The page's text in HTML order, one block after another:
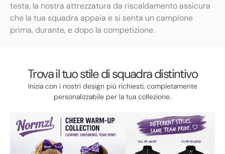
testa, la nostra attrezzatura da riscaldamento assicura
che la tua squadra appaia e si senta un campione
prima, durante, e dopo la competizione.
Trova il tuo stile di squadra distintivo
Inizia con i nostri design più richiesti, completamente
personalizzabile per la tua collezione.